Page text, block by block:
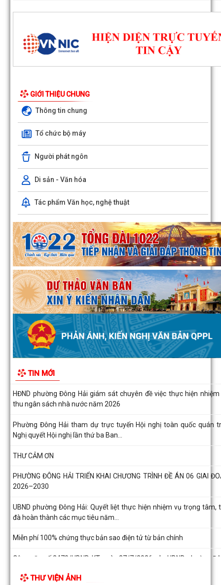
GIỚI THIỆU CHUNG
Thông tin chung
Tổ chức bộ máy
Người phát ngôn
Di sản - Văn hóa
Tác phẩm Văn học, nghệ thuật
TIN MỚI
Quyết định số 1143/QĐ-UBND ngày 03/8/2026 của UBND
Đông Hải về việc thu hồi đất để thực hiện...
Quyết định số 1142/QĐ-UBND ngày 03/8/2026 của UBND
Đông Hải về việc thu hồi đất để thực hiện...
Hải Phòng đẩy nhanh tiến độ đo đạc, lập hồ sơ địa chính và hoàn
cơ sở dữ liệu đất đai
Phường Đông Hải tổ chức sinh hoạt dưới cờ tháng 8/2026
năm học 2026 – 2027
HĐND phường Đông Hải giám sát chuyên đề việc thực hiện nhiệm
thu ngân sách nhà nước năm 2026
Phường Đông Hải tham dự trực tuyến Hội nghị toàn quốc quán
Nghị quyết Hội nghị lần thứ ba Ban...
THƯ CẢM ƠN
PHƯỜNG ĐÔNG HẢI TRIỂN KHAI CHƯƠNG TRÌNH ĐỀ ÁN 06 GIAI
2026–2030
UBND phường Đông Hải: Quyết liệt thực hiện nhiệm vụ trọng tâm,
đà hoàn thành các mục tiêu năm...
Miễn phí 100% chứng thực bản sao điện tử từ bản chính
Công văn số 2470/UBND-KT ngày 27/7/2026 của UBND phường
THƯ VIỆN ẢNH